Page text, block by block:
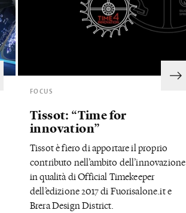
FOCUS
Tissot: “Time for
innovation”
Tissot è fiero di apportare il proprio
contributo nell’ambito dell’innovazione
in qualità di Official Timekeeper
dell’edizione 2017 di Fuorisalone.it e
Brera Design District.